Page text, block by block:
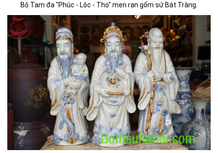
Bộ Tam đa "Phúc - Lộc - Thọ" men rạn gốm sứ Bát Tràng.